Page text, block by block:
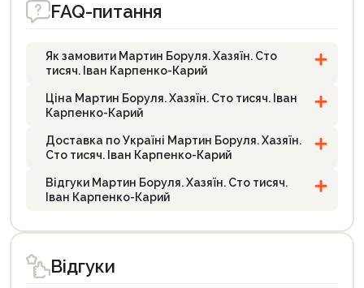
FAQ-питання
Як замовити Мартин Боруля. Хазяїн. Сто
тисяч. Іван Карпенко-Карий
Ціна Мартин Боруля. Хазяїн. Сто тисяч. Іван
Карпенко-Карий
Доставка по Україні Мартин Боруля. Хазяїн.
Сто тисяч. Іван Карпенко-Карий
Відгуки Мартин Боруля. Хазяїн. Сто тисяч.
Іван Карпенко-Карий
Відгуки